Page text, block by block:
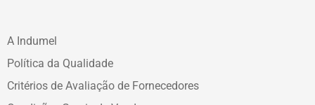
A Indumel
Política da Qualidade
Critérios de Avaliação de Fornecedores